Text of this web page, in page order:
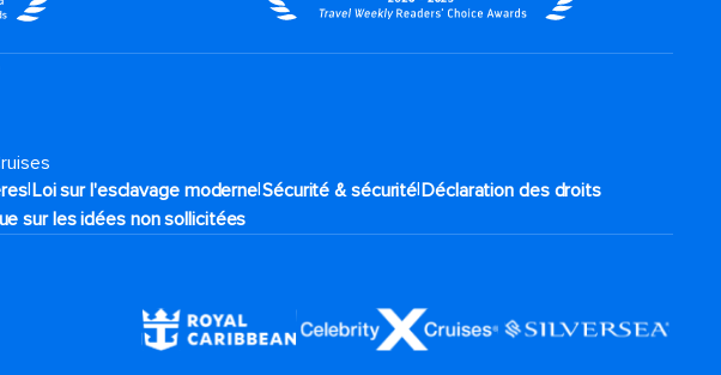
|Loi sur l'esclavage moderne|Sécurité & sécurité|Déclaration des droits
sur les idées non sollicitées